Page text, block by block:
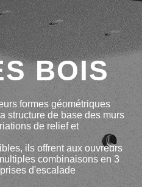
BOIS
formes géométriques
structure de base des murs
de relief et
ils offrent aux ouvreurs
combinaisons en 3
d'escalade